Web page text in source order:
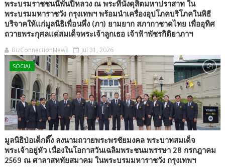
พระบรมราชชนนีพันปีหลวง ณ พระที่นั่งดุสิตมหาปราสาท ใน
พระบรมมหาราชวัง กรุงเทพฯ พร้อมนำเครื่องอุปโภคบริโภคในพิธี
บริจาคให้แก่มูลนิธิเพื่อนพึ่ง (ภา) ยามยาก สภากาชาดไทย เพื่ออุทิศ
ถวายพระกุศลแด่สมเด็จพระเจ้าลูกเธอ เจ้าฟ้าพัชรกิติยาภาฯ
BizConnectionNews Jul 31, 2026
SOCIAL
มูลนิธิป่อเต็กตึ๊ง ลงนามถวายพระพรชัยมงคล พระบาทสมเด็จ
พระเจ้าอยู่หัว เนื่องในโอกาสวันเฉลิมพระชนมพรรษา 28 กรกฎาคม
2569 ณ ศาลาสหทัยสมาคม ในพระบรมมหาราชวัง กรุงเทพฯ